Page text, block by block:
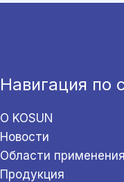
Навигация по
О KOSUN
Новости
Области применения
Продукция